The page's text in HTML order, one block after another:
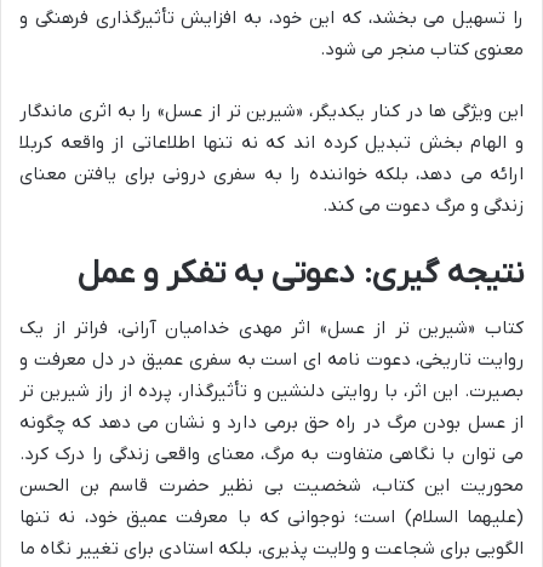
را تسهیل می بخشد، که این خود، به افزایش تأثیرگذاری فرهنگی و
معنوی کتاب منجر می شود.
این ویژگی ها در کنار یکدیگر، «شیرین تر از عسل» را به اثری ماندگار
و الهام بخش تبدیل کرده اند که نه تنها اطلاعاتی از واقعه کربلا
ارائه می دهد، بلکه خواننده را به سفری درونی برای یافتن معنای
زندگی و مرگ دعوت می کند.
نتیجه گیری: دعوتی به تفکر و عمل
کتاب «شیرین تر از عسل» اثر مهدی خدامیان آرانی، فراتر از یک
روایت تاریخی، دعوت نامه ای است به سفری عمیق در دل معرفت و
بصیرت. این اثر، با روایتی دلنشین و تأثیرگذار، پرده از راز شیرین تر
از عسل بودن مرگ در راه حق برمی دارد و نشان می دهد که چگونه
می توان با نگاهی متفاوت به مرگ، معنای واقعی زندگی را درک کرد.
محوریت این کتاب، شخصیت بی نظیر حضرت قاسم بن الحسن
(علیهما السلام) است؛ نوجوانی که با معرفت عمیق خود، نه تنها
الگویی برای شجاعت و ولایت پذیری، بلکه استادی برای تغییر نگاه ما